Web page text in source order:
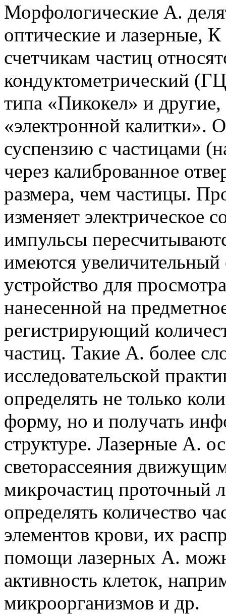
Морфологические А.
оптические и лазерные,
счетчикам частиц
кондуктометрический
типа «Пикокел» и
«электронной калитки».
суспензию с частицами
через калиброванное
размера, чем частицы.
изменяет электрическое
импульсы
имеются
устройство для
нанесенной на
регистрирующий
частиц. Такие А. более
исследовательской
определять не только
форму, но и получать
структуре. Лазерные А.
светорассеяния
микрочастиц проточный
определять количество
элементов крови, их
помощи лазерных А.
активность клеток,
микроорганизмов и др.